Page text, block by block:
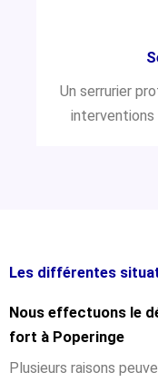
Un serrurier
Les différentes
Nous effectuons le
fort à Poperinge
Plusieurs raisons